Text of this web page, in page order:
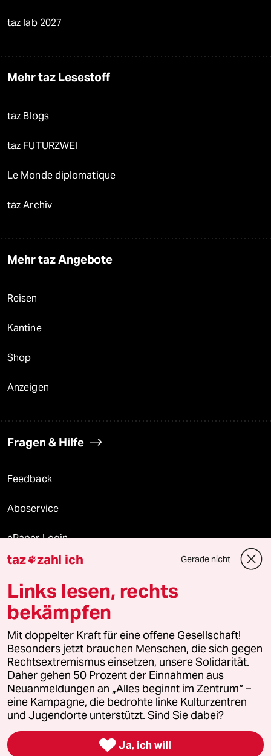
taz lab 2027
Mehr taz Lesestoff
taz Blogs
taz FUTURZWEI
Le Monde diplomatique
taz Archiv
Mehr taz Angebote
Reisen
Kantine
Shop
Anzeigen
Fragen & Hilfe
Feedback
Aboservice
ePaper Login
Downloads für Abonnierende
© 2026 taz Verlags und Vertriebs GmbH
Alle Rechte vorbehalten. Bei rechtlichen Fragen oder für Genehmigungen
wenden Sie sich bitte an
lizenzen@taz.de
Feedback Redaktionsstatut Kommune-Richtlinien
Leitlinie Informant Datenschutz Impressum AGB
Seitenwende Einwilligungen widerrufen (Ads)
taz zahl ich Gerade nicht
Links lesen, rechts
bekämpfen
Mit doppelter Kraft für eine offene Gesellschaft!
Besonders jetzt brauchen Menschen, die sich gegen
Rechtsextremismus einsetzen, unsere Solidarität.
Daher gehen 50 Prozent der Einnahmen aus
Neuanmeldungen an „Alles beginnt im Zentrum“ –
eine Kampagne, die bedrohte linke Kulturzentren
und Jugendorte unterstützt. Sind Sie dabei?
 Ja, ich will